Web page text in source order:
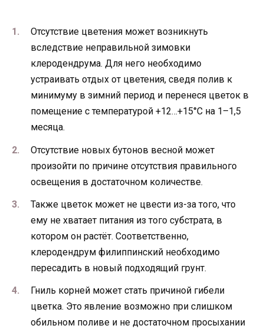
Отсутствие цветения может возникнуть
вследствие неправильной зимовки
клеродендрума. Для него необходимо
устраивать отдых от цветения, сведя полив к
минимуму в зимний период и перенеся цветок в
помещение с температурой +12…+15°С на 1–1,5
месяца.
Отсутствие новых бутонов весной может
произойти по причине отсутствия правильного
освещения в достаточном количестве.
Также цветок может не цвести из-за того, что
ему не хватает питания из того субстрата, в
котором он растёт. Соответственно,
клеродендрум филиппинский необходимо
пересадить в новый подходящий грунт.
Гниль корней может стать причиной гибели
цветка. Это явление возможно при слишком
обильном поливе и не достаточном просыхании